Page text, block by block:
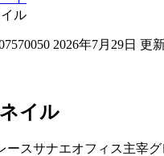
ル
2026年7月29日 更
イル
スサナエオフィス主宰